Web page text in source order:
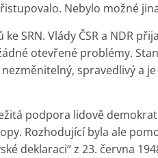
Nebylo možné
SRN. Vlády ČSR a NDR
otevřené problémy.
spravedlivý a
podpora lidově
Rozhodující byla ale
deklaraci“ z 23. června